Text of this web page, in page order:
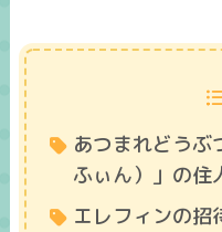
あつまれどうぶ
ふぃん）」の住
エレフィンの招